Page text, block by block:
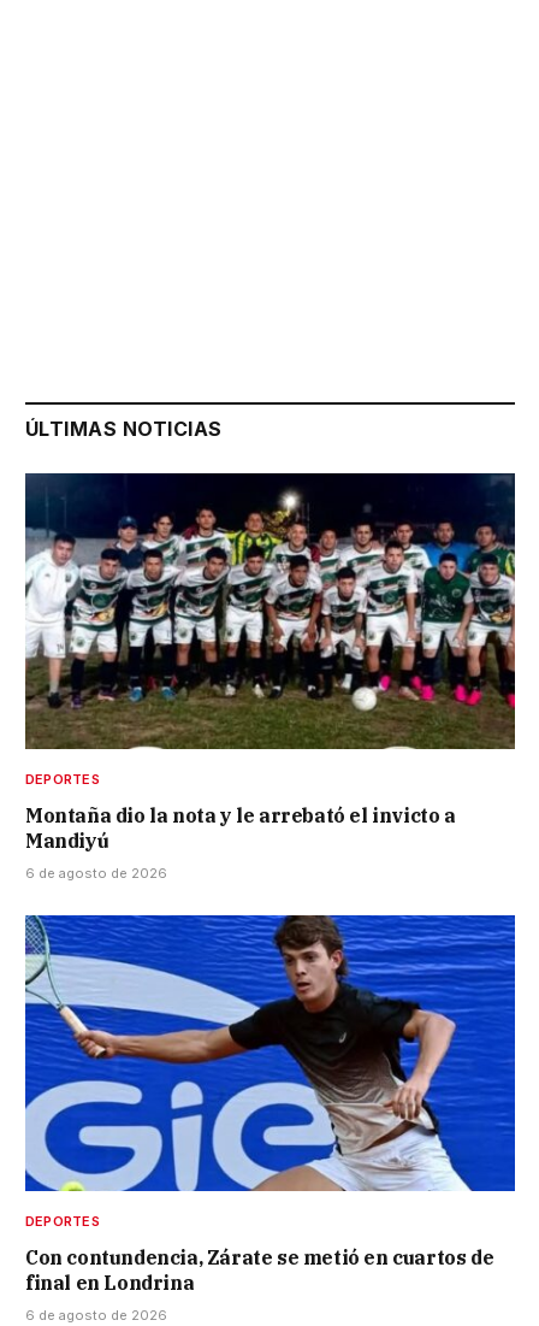
ÚLTIMAS NOTICIAS
DEPORTES
Montaña dio la nota y le arrebató el invicto a
Mandiyú
6 de agosto de 2026
DEPORTES
Con contundencia, Zárate se metió en cuartos de
final en Londrina
6 de agosto de 2026